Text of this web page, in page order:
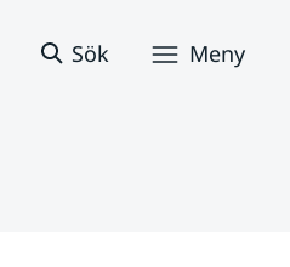
Sök Meny